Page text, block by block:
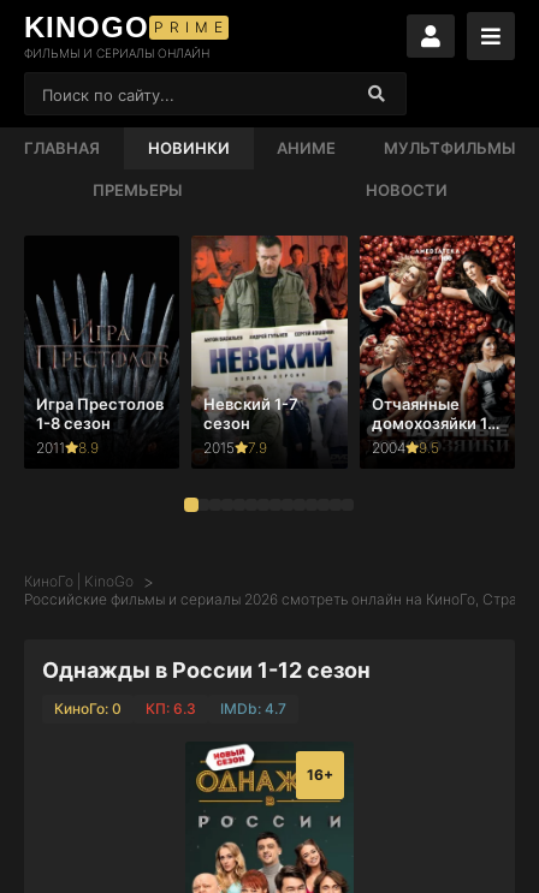
KINOGO PRIME
ФИЛЬМЫ И СЕРИАЛЫ ОНЛАЙН
ГЛАВНАЯ НОВИНКИ АНИМЕ МУЛЬТФИЛЬМЫ
ПРЕМЬЕРЫ НОВОСТИ
Игра Престолов
1-8 сезон
2011 8.9
Невский 1-7
сезон
2015 7.9
Отчаянные
домохозяйки 1-
8 сезон
2004 9.5
КиноГо | KinoGo
Российские фильмы и сериалы 2026 смотреть онлайн на КиноГо,
Однажды в России 1-12 сезон
КиноГо: 0 КП: 6.3 IMDb: 4.7
16+